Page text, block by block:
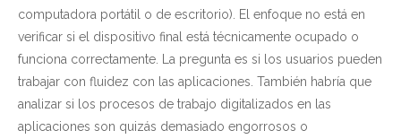
computadora portátil o de escritorio). El enfoque no está en
verificar si el dispositivo final está técnicamente ocupado o
funciona correctamente. La pregunta es si los usuarios pueden
trabajar con fluidez con las aplicaciones. También habría que
analizar si los procesos de trabajo digitalizados en las
aplicaciones son quizás demasiado engorrosos o